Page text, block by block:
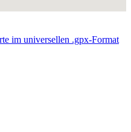
im universellen .gpx-Format